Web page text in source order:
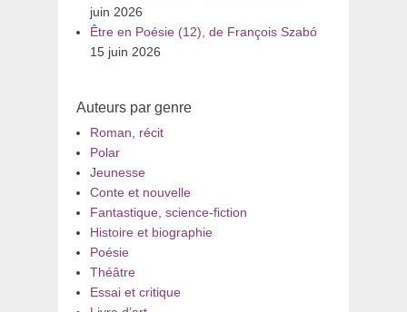
juin 2026
Être en Poésie (12), de François Szabó
15 juin 2026
Auteurs par genre
Roman, récit
Polar
Jeunesse
Conte et nouvelle
Fantastique, science-fiction
Histoire et biographie
Poésie
Théâtre
Essai et critique